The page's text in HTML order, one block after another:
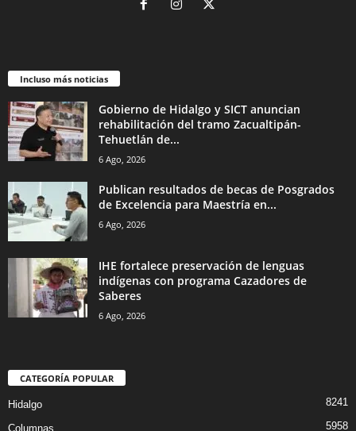
Incluso más noticias
Gobierno de Hidalgo y SICT anuncian
rehabilitación del tramo Zacualtipán-
Tehuetlán de...
6 Ago, 2026
Publican resultados de becas de Posgrados
de Excelencia para Maestría en...
6 Ago, 2026
IHE fortalece preservación de lenguas
indígenas con programa Cazadores de
Saberes
6 Ago, 2026
CATEGORÍA POPULAR
Hidalgo 8241
Columnas 5958